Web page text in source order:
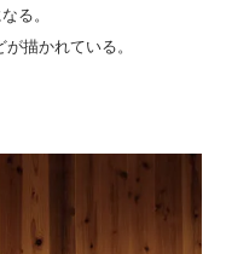
る。
描かれている。